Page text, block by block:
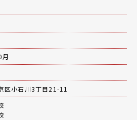
区小石川3丁目21-11